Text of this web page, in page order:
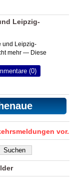
Leipzig-
und Leipzig-
mehr — Diese
(0)
vor.